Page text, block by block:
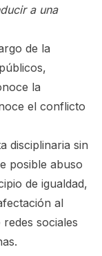
a una
de la
la
el conflicto
disciplinaria sin
posible abuso
de igualdad,
al
sociales